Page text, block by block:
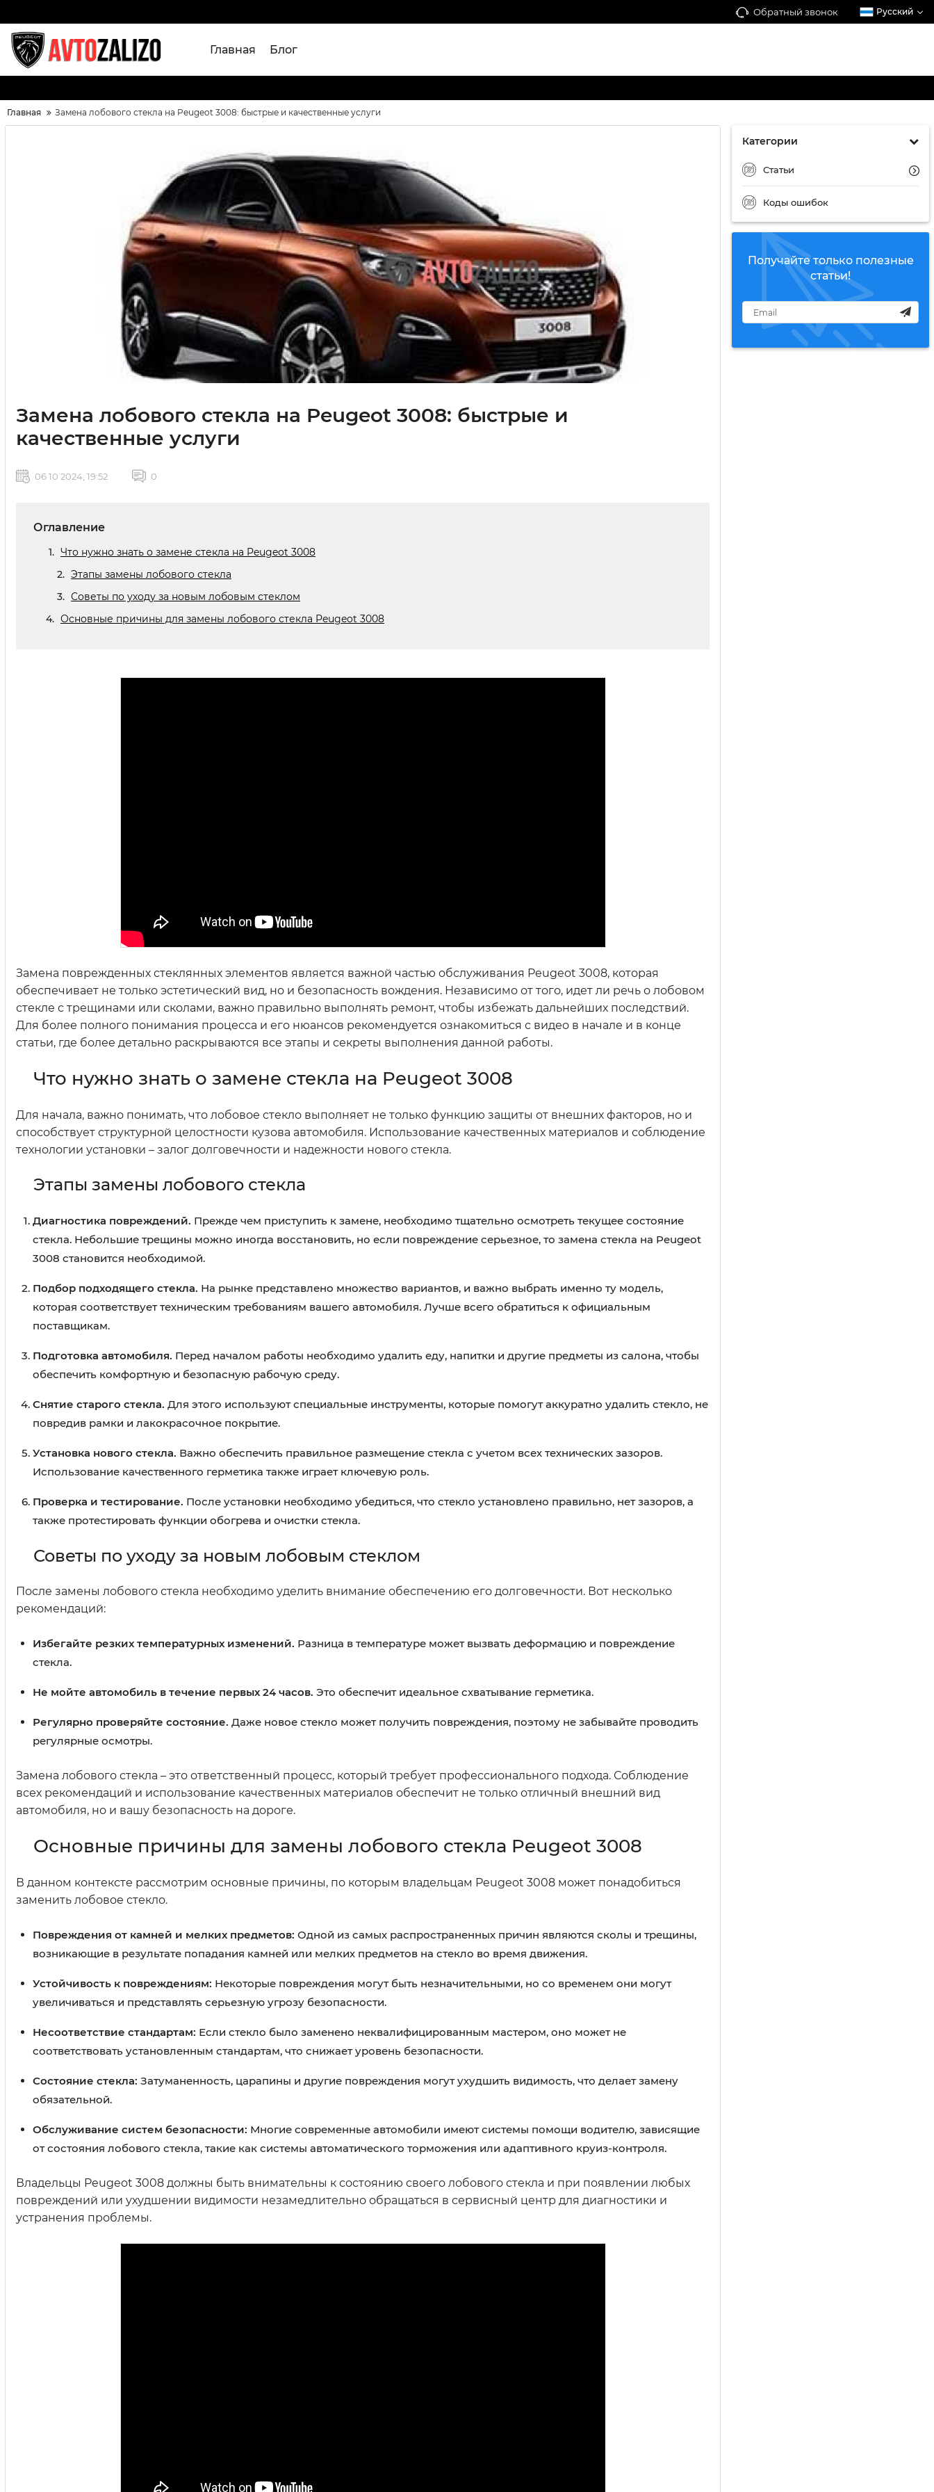
Обратный звонок Русский
Главная Блог
Главная Замена лобового стекла на Peugeot 3008: быстрые и качественные услуги
Категории
Статьи
Коды ошибок
Получайте только полезные
статьи!
Замена лобового стекла на Peugeot 3008: быстрые и
качественные услуги
06 10 2024, 19:52 0
Оглавление
Что нужно знать о замене стекла на Peugeot 3008
Этапы замены лобового стекла
Советы по уходу за новым лобовым стеклом
Основные причины для замены лобового стекла Peugeot 3008
Замена поврежденных стеклянных элементов является важной частью обслуживания Peugeot 3008, которая
обеспечивает не только эстетический вид, но и безопасность вождения. Независимо от того, идет ли речь о лобовом
стекле с трещинами или сколами, важно правильно выполнять ремонт, чтобы избежать дальнейших последствий.
Для более полного понимания процесса и его нюансов рекомендуется ознакомиться с видео в начале и в конце
статьи, где более детально раскрываются все этапы и секреты выполнения данной работы.
Что нужно знать о замене стекла на Peugeot 3008
Для начала, важно понимать, что лобовое стекло выполняет не только функцию защиты от внешних факторов, но и
способствует структурной целостности кузова автомобиля. Использование качественных материалов и соблюдение
технологии установки – залог долговечности и надежности нового стекла.
Этапы замены лобового стекла
Диагностика повреждений. Прежде чем приступить к замене, необходимо тщательно осмотреть текущее состояние
стекла. Небольшие трещины можно иногда восстановить, но если повреждение серьезное, то замена стекла на Peugeot
3008 становится необходимой.
Подбор подходящего стекла. На рынке представлено множество вариантов, и важно выбрать именно ту модель,
которая соответствует техническим требованиям вашего автомобиля. Лучше всего обратиться к официальным
поставщикам.
Подготовка автомобиля. Перед началом работы необходимо удалить еду, напитки и другие предметы из салона, чтобы
обеспечить комфортную и безопасную рабочую среду.
Снятие старого стекла. Для этого используют специальные инструменты, которые помогут аккуратно удалить стекло, не
повредив рамки и лакокрасочное покрытие.
Установка нового стекла. Важно обеспечить правильное размещение стекла с учетом всех технических зазоров.
Использование качественного герметика также играет ключевую роль.
Проверка и тестирование. После установки необходимо убедиться, что стекло установлено правильно, нет зазоров, а
также протестировать функции обогрева и очистки стекла.
Советы по уходу за новым лобовым стеклом
После замены лобового стекла необходимо уделить внимание обеспечению его долговечности. Вот несколько
рекомендаций:
Избегайте резких температурных изменений. Разница в температуре может вызвать деформацию и повреждение
стекла.
Не мойте автомобиль в течение первых 24 часов. Это обеспечит идеальное схватывание герметика.
Регулярно проверяйте состояние. Даже новое стекло может получить повреждения, поэтому не забывайте проводить
регулярные осмотры.
Замена лобового стекла – это ответственный процесс, который требует профессионального подхода. Соблюдение
всех рекомендаций и использование качественных материалов обеспечит не только отличный внешний вид
автомобиля, но и вашу безопасность на дороге.
Основные причины для замены лобового стекла Peugeot 3008
В данном контексте рассмотрим основные причины, по которым владельцам Peugeot 3008 может понадобиться
заменить лобовое стекло.
Повреждения от камней и мелких предметов: Одной из самых распространенных причин являются сколы и трещины,
возникающие в результате попадания камней или мелких предметов на стекло во время движения.
Устойчивость к повреждениям: Некоторые повреждения могут быть незначительными, но со временем они могут
увеличиваться и представлять серьезную угрозу безопасности.
Несоответствие стандартам: Если стекло было заменено неквалифицированным мастером, оно может не
соответствовать установленным стандартам, что снижает уровень безопасности.
Состояние стекла: Затуманенность, царапины и другие повреждения могут ухудшить видимость, что делает замену
обязательной.
Обслуживание систем безопасности: Многие современные автомобили имеют системы помощи водителю, зависящие
от состояния лобового стекла, такие как системы автоматического торможения или адаптивного круиз-контроля.
Владельцы Peugeot 3008 должны быть внимательны к состоянию своего лобового стекла и при появлении любых
повреждений или ухудшении видимости незамедлительно обращаться в сервисный центр для диагностики и
устранения проблемы.